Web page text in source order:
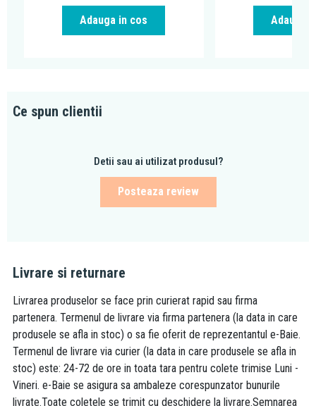
Adauga in cos Adauga
Ce spun clientii
Detii sau ai utilizat produsul?
Posteaza review
Livrare si returnare
Livrarea produselor se face prin curierat rapid sau firma
partenera. Termenul de livrare via firma partenera (la data in care
produsele se afla in stoc) o sa fie oferit de reprezentantul e-Baie.
Termenul de livrare via curier (la data in care produsele se afla in
stoc) este: 24-72 de ore in toata tara pentru colete trimise Luni -
Vineri. e-Baie se asigura sa ambaleze corespunzator bunurile
livrate.Toate coletele se trimit cu deschidere la livrare.Semnarea